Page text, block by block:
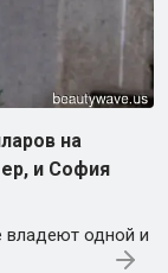
на
и София
владеют одной и